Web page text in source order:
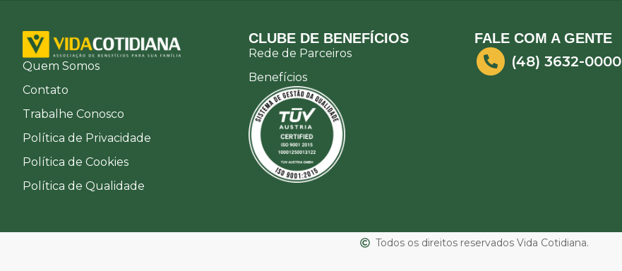
Quem Somos
Contato
Trabalhe Conosco
Política de Privacidade
Política de Cookies
Política de Qualidade
CLUBE DE BENEFÍCIOS
Rede de Parceiros
Benefícios
FALE COM A GENTE
(48) 3632-0000
Todos os direitos reservados Vida Cotidiana.